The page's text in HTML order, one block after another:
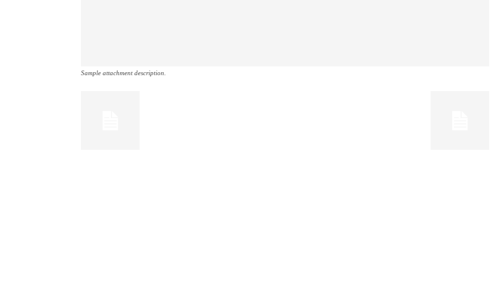
Sample attachment description.